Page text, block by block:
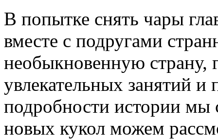
В попытке снять чары
вместе с подругами
необыкновенную страну,
увлекательных занятий
подробности истории
новых кукол можем